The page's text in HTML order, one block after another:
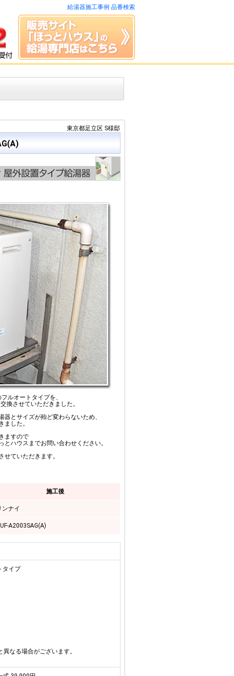
給湯器施工事例 品番検索
東京都足立区 S様邸
フルオートタイプを、
換させていただきました。
とサイズが殆ど変わらないため、
した。
ますので
ハウスまでお問い合わせください。
ていただきます。
施工後
ンナイ
A2003SAG(A)
タイプ
なる場合がございます。